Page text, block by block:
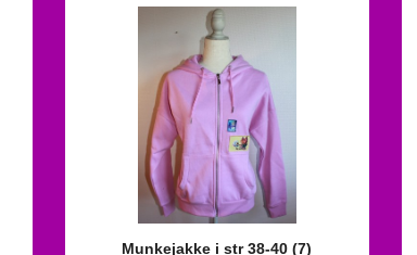
Munkejakke i str 38-40 (7)